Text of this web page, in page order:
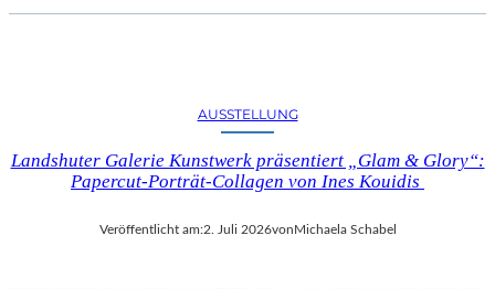
AUSSTELLUNG
Landshuter Galerie Kunstwerk präsentiert „Glam & Glory“:
Papercut-Porträt-Collagen von Ines Kouidis
Veröffentlicht am:2. Juli 2026vonMichaela Schabel